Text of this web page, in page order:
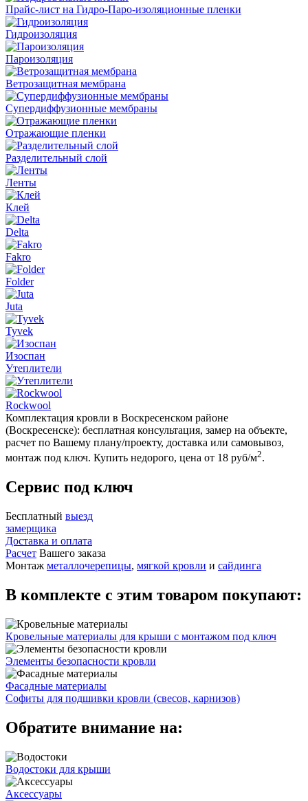
Прайс-лист на Гидро-Паро-изоляционные пленки
Гидроизоляция
Пароизоляция
Ветрозащитная мембрана
Супердиффузионные мембраны
Отражающие пленки
Разделительный слой
Ленты
Клей
Delta
Fakro
Folder
Juta
Tyvek
Изоспан
Утеплители
Rockwool
Комплектация кровли в Воскресенском районе
(Воскресенске): бесплатная консультация, замер на объекте,
расчет по Вашему плану/проекту, доставка или самовывоз,
монтаж под ключ. Купить недорого, цена от 18 руб/м2.
Сервис под ключ
Бесплатный выезд
замерщика
Доставка и оплата
Расчет Вашего заказа
Монтаж металлочерепицы, мягкой кровли и сайдинга
В комплекте с этим товаром покупают:
Кровельные материалы для крыши с монтажом под ключ
Элементы безопасности кровли
Фасадные материалы
Софиты для подшивки кровли (свесов, карнизов)
Обратите внимание на:
Водостоки для крыши
Аксессуары